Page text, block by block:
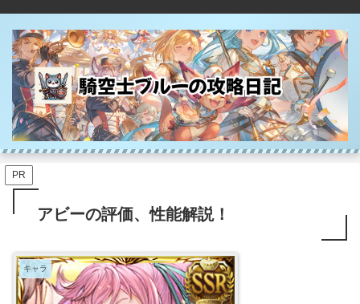
PR
アビーの評価、性能解説！
キャラ